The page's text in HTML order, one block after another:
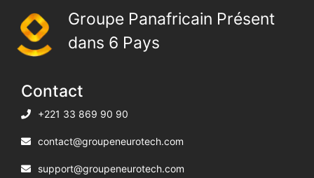
Groupe Panafricain Présent
dans 6 Pays
Contact
+221 33 869 90 90
contact@groupeneurotech.com
support@groupeneurotech.com